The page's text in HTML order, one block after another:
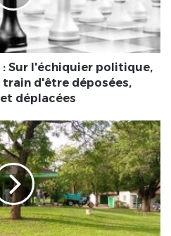
: Sur l'échiquier politique,
train d'être déposées,
déplacées